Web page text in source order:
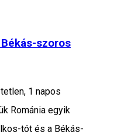
szoros
1 napos
Románia egyik
tót és a Békás-